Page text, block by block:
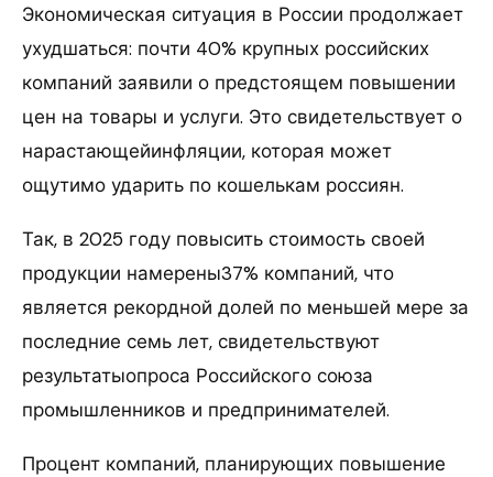
Экономическая ситуация в России продолжает
ухудшаться: почти 40% крупных российских
компаний заявили о предстоящем повышении
цен на товары и услуги. Это свидетельствует о
нарастающейинфляции, которая может
ощутимо ударить по кошелькам россиян.
Так, в 2025 году повысить стоимость своей
продукции намерены37% компаний, что
является рекордной долей по меньшей мере за
последние семь лет, свидетельствуют
результатыопроса Российского союза
промышленников и предпринимателей.
Процент компаний, планирующих повышение